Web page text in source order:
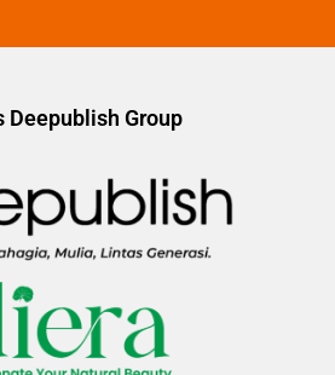
Deepublish Group